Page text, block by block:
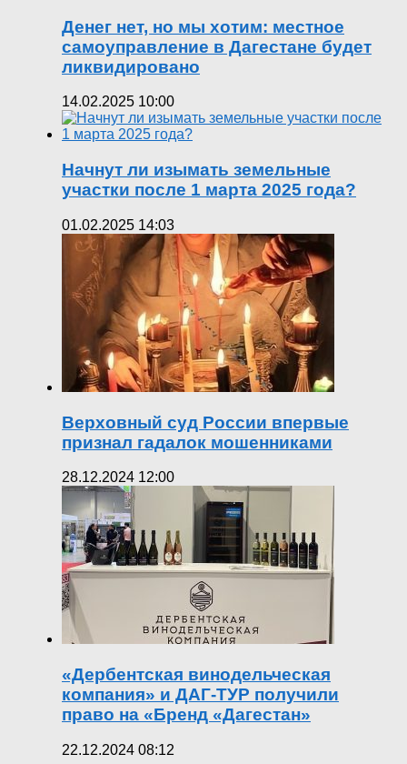
Денег нет, но мы хотим: местное
самоуправление в Дагестане будет
ликвидировано
14.02.2025 10:00
Начнут ли изымать земельные
участки после 1 марта 2025 года?
01.02.2025 14:03
Верховный суд России впервые
признал гадалок мошенниками
28.12.2024 12:00
«Дербентская винодельческая
компания» и ДАГ-ТУР получили
право на «Бренд «Дагестан»
22.12.2024 08:12